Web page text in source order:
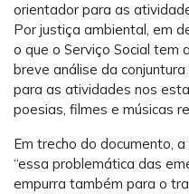
orientador para as
Por justiça ambiental, em
o que o Serviço Social tem
breve análise da
para as atividades nos
poesias, filmes e músicas
Em trecho do documento,
“essa problemática das
empurra também para o